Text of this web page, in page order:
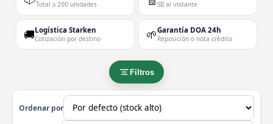
Total ≥ 200 unidades SII al instante
🚚Logística Starken
Cotización por destino 🌱Garantía DOA 24h
Reposición o nota crédito
Filtros
Ordenar por